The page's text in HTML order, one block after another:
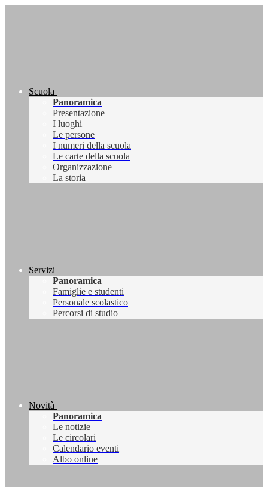
Scuola
Panoramica
Presentazione
I luoghi
Le persone
I numeri della scuola
Le carte della scuola
Organizzazione
La storia
Servizi
Panoramica
Famiglie e studenti
Personale scolastico
Percorsi di studio
Novità
Panoramica
Le notizie
Le circolari
Calendario eventi
Albo online